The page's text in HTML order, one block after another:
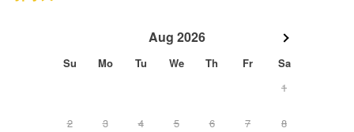
Aug 2026
Su Mo Tu We Th Fr
Sa
1
2 3 4 5 6 7 8